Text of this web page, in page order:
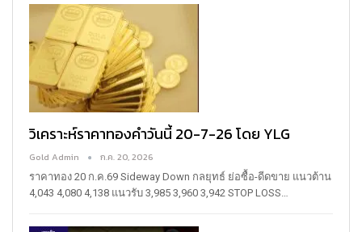
วิเคราะห์ราคาทองคำวันนี้ 20-7-26 โดย YLG
Gold Admin ก.ค. 20, 2026
ราคาทอง 20 ก.ค.69 Sideway Down กลยุทธ์ ย่อซื้อ-ดีดขาย แนวต้าน
4,043 4,080 4,138 แนวรับ 3,985 3,960 3,942 STOP LOSS…